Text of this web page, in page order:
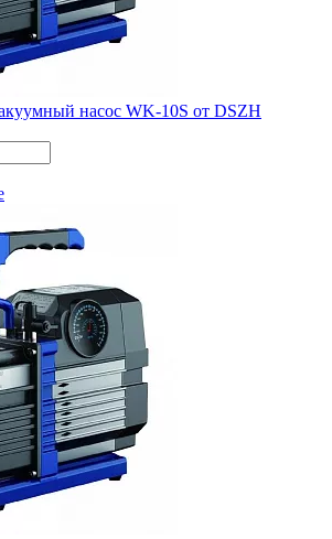
насос WK-10S от DSZH